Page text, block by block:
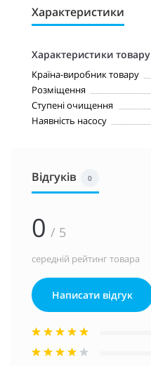
Характеристики
Характеристики товару
Країна-виробник товару
Розміщення
Ступені очищення
Наявність насосу
Відгуків 0
0 / 5
середній рейтинг товара
Написати відгук